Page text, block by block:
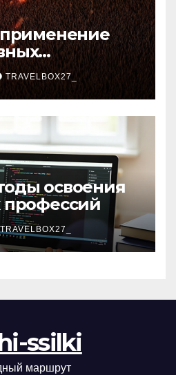
огнеупорных
TRAVELBOX27_
освоения
профессий
TRAVELBOX27_
ssilki
маршрут